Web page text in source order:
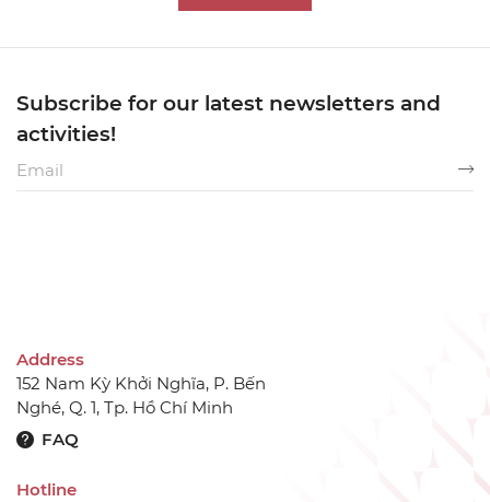
Address
152 Nam Kỳ Khởi Nghĩa, P. Bến
Nghé, Q. 1, Tp. Hồ Chí Minh
FAQ
Hotline
Subscribe for our latest newsletters and
activities!